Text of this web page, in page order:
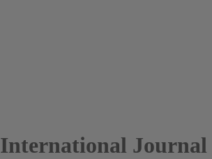
International Journal